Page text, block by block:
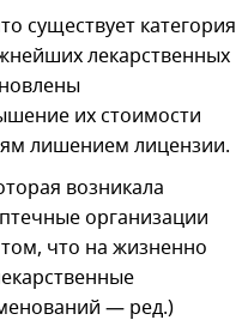
существует категория
лекарственных
их стоимости
лишением лицензии.
возникала
организации
что на жизненно
— ред.)